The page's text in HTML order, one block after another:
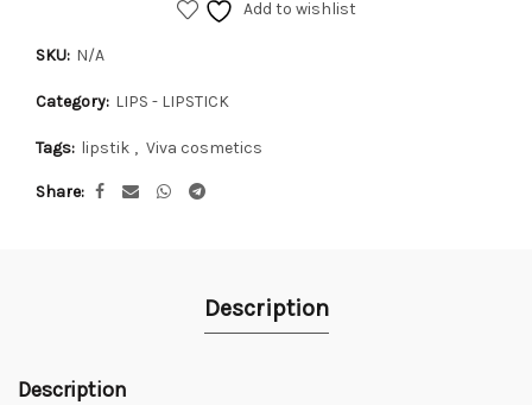
Add to wishlist
SKU: N/A
Category: LIPS - LIPSTICK
Tags: lipstik , Viva cosmetics
Share
Description
Description